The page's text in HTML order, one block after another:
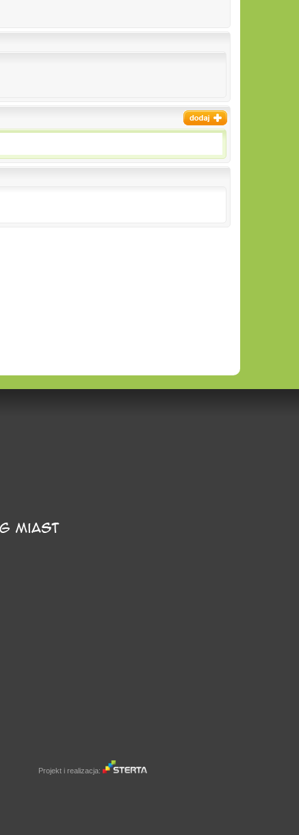
Projekt i realizacja: